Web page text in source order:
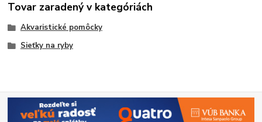
Tovar zaradený v kategóriách
Akvaristické pomôcky
Sieťky na ryby